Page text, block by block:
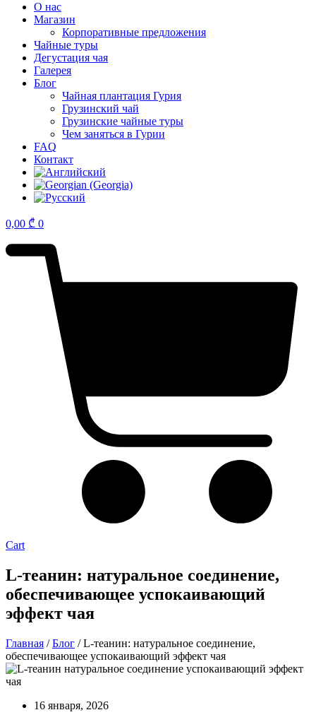
О нас
Магазин
Корпоративные предложения
Чайные туры
Дегустация чая
Галерея
Блог
Чайная плантация Гурия
Грузинский чай
Грузинские чайные туры
Чем заняться в Гурии
FAQ
Контакт
0,00 ₾ 0
Cart
L-теанин: натуральное соединение,
обеспечивающее успокаивающий
эффект чая
Главная /Блог / L-теанин: натуральное соединение,
обеспечивающее успокаивающий эффект чая
16 января, 2026